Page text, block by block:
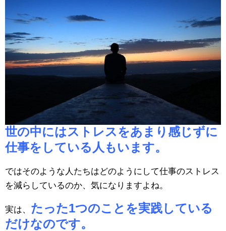
世の中にはストレスをあまり感じずに
仕事をしている人もいます。
ではそのような人たちはどのようにして仕事のストレス
を減らしているのか、気になりますよね。
実は、 たった1つのことを実践している
だけなのです。